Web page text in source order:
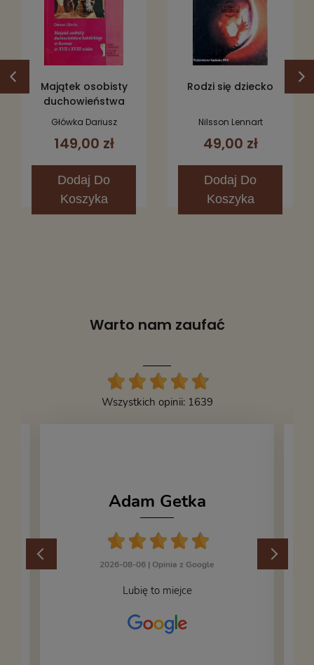
Majątek osobisty
duchowieństwa
katolickiego w
wieku
Główka Dariusz
149,00 zł
Dodaj Do
Koszyka
Rodzi się dziecko
Nilsson Lennart
49,00 zł
Dodaj Do
Koszyka
Warto nam zaufać
Wszystkich opinii: 1639
Adam Getka
2026-08-06 | Opinia z Google
Lubię to miejce